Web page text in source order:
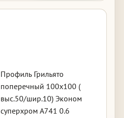
Профиль Грильято
поперечный 100х100 (
выс.50/шир.10) Эконом
суперхром А741 0.6